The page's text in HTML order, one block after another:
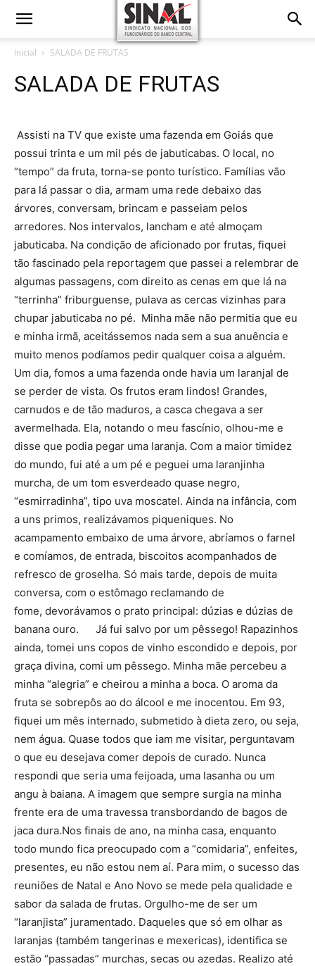
Inicial SALADA DE FRUTAS
SALADA DE FRUTAS
Assisti na TV que existe uma fazenda em Goiás que
possui trinta e um mil pés de jabuticabas. O local, no
“tempo” da fruta, torna-se ponto turístico. Famílias vão
para lá passar o dia, armam uma rede debaixo das
árvores, conversam, brincam e passeiam pelos
arredores. Nos intervalos, lancham e até almoçam
jabuticaba. Na condição de aficionado por frutas, fiquei
tão fascinado pela reportagem que passei a relembrar de
algumas passagens, com direito as cenas em que lá na
“terrinha” friburguense, pulava as cercas vizinhas para
chupar jabuticaba no pé. Minha mãe não permitia que eu
e minha irmã, aceitássemos nada sem a sua anuência e
muito menos podíamos pedir qualquer coisa a alguém.
Um dia, fomos a uma fazenda onde havia um laranjal de
se perder de vista. Os frutos eram lindos! Grandes,
carnudos e de tão maduros, a casca chegava a ser
avermelhada. Ela, notando o meu fascínio, olhou-me e
disse que podia pegar uma laranja. Com a maior timidez
do mundo, fui até a um pé e peguei uma laranjinha
murcha, de um tom esverdeado quase negro,
“esmirradinha”, tipo uva moscatel. Ainda na infância, com
a uns primos, realizávamos piqueniques. No
acampamento embaixo de uma árvore, abríamos o farnel
e comíamos, de entrada, biscoitos acompanhados de
refresco de groselha. Só mais tarde, depois de muita
conversa, com o estômago reclamando de
fome, devorávamos o prato principal: dúzias e dúzias de
banana ouro. Já fui salvo por um pêssego! Rapazinhos
ainda, tomei uns copos de vinho escondido e depois, por
graça divina, comi um pêssego. Minha mãe percebeu a
minha “alegria” e cheirou a minha a boca. O aroma da
fruta se sobrepôs ao do álcool e me inocentou. Em 93,
fiquei um mês internado, submetido à dieta zero, ou seja,
nem água. Quase todos que iam me visitar, perguntavam
o que eu desejava comer depois de curado. Nunca
respondi que seria uma feijoada, uma lasanha ou um
angu à baiana. A imagem que sempre surgia na minha
frente era de uma travessa transbordando de bagos de
jaca dura.Nos finais de ano, na minha casa, enquanto
todo mundo fica preocupado com a “comidaria”, enfeites,
presentes, eu não estou nem aí. Para mim, o sucesso das
reuniões de Natal e Ano Novo se mede pela qualidade e
sabor da salada de frutas. Orgulho-me de ser um
“laranjista” juramentado. Daqueles que só em olhar as
laranjas (também tangerinas e mexericas), identifica se
estão “passadas” murchas, secas ou azedas. Realizo até